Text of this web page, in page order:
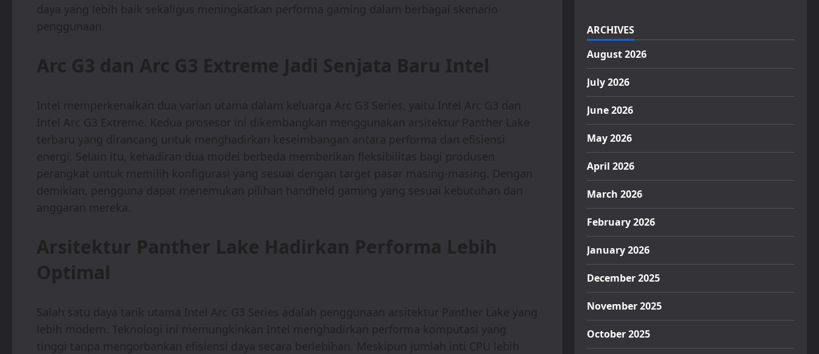
daya yang lebih baik sekaligus meningkatkan performa gaming dalam berbagai skenario
penggunaan.
Arc G3 dan Arc G3 Extreme Jadi Senjata Baru Intel
Intel memperkenalkan dua varian utama dalam keluarga Arc G3 Series, yaitu Intel Arc G3 dan
Intel Arc G3 Extreme. Kedua prosesor ini dikembangkan menggunakan arsitektur Panther Lake
terbaru yang dirancang untuk menghadirkan keseimbangan antara performa dan efisiensi
energi. Selain itu, kehadiran dua model berbeda memberikan fleksibilitas bagi produsen
perangkat untuk memilih konfigurasi yang sesuai dengan target pasar masing-masing. Dengan
demikian, pengguna dapat menemukan pilihan handheld gaming yang sesuai kebutuhan dan
anggaran mereka.
Arsitektur Panther Lake Hadirkan Performa Lebih
Optimal
Salah satu daya tarik utama Intel Arc G3 Series adalah penggunaan arsitektur Panther Lake yang
lebih modern. Teknologi ini memungkinkan Intel menghadirkan performa komputasi yang
tinggi tanpa mengorbankan efisiensi daya secara berlebihan. Meskipun jumlah inti CPU lebih
ARCHIVES
August 2026
July 2026
June 2026
May 2026
April 2026
March 2026
February 2026
January 2026
December 2025
November 2025
October 2025